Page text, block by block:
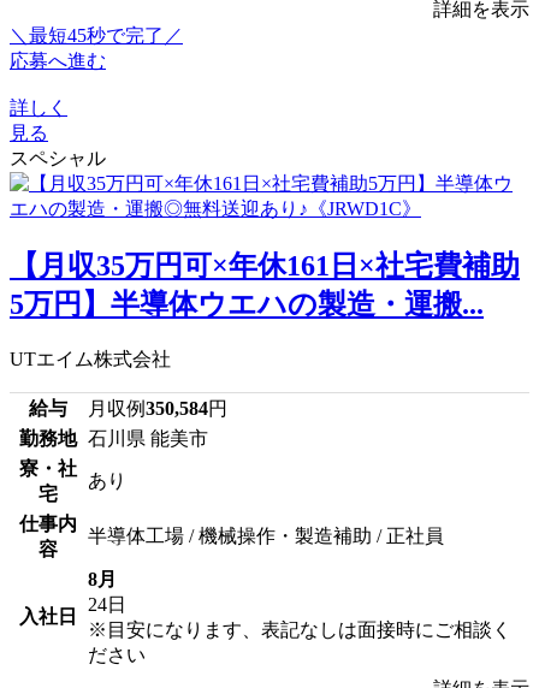
詳細を表示
＼最短45秒で完了／
応募へ進む
詳しく
見る
スペシャル
【月収35万円可×年休161日×社宅費補助
5万円】半導体ウエハの製造・運搬...
UTエイム株式会社
給与 月収例350,584円
勤務地 石川県 能美市
寮・社
宅
あり
仕事内
容
半導体工場 / 機械操作・製造補助 / 正社員
入社日
8月
24日
※目安になります、表記なしは面接時にご相談く
ださい